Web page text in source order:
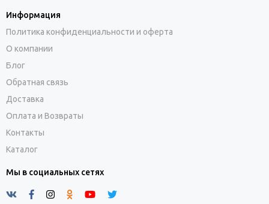
Информация
Политика конфиденциальности и оферта
О компании
Блог
Обратная связь
Доставка
Оплата и Возвраты
Контакты
Каталог
Мы в социальных сетях